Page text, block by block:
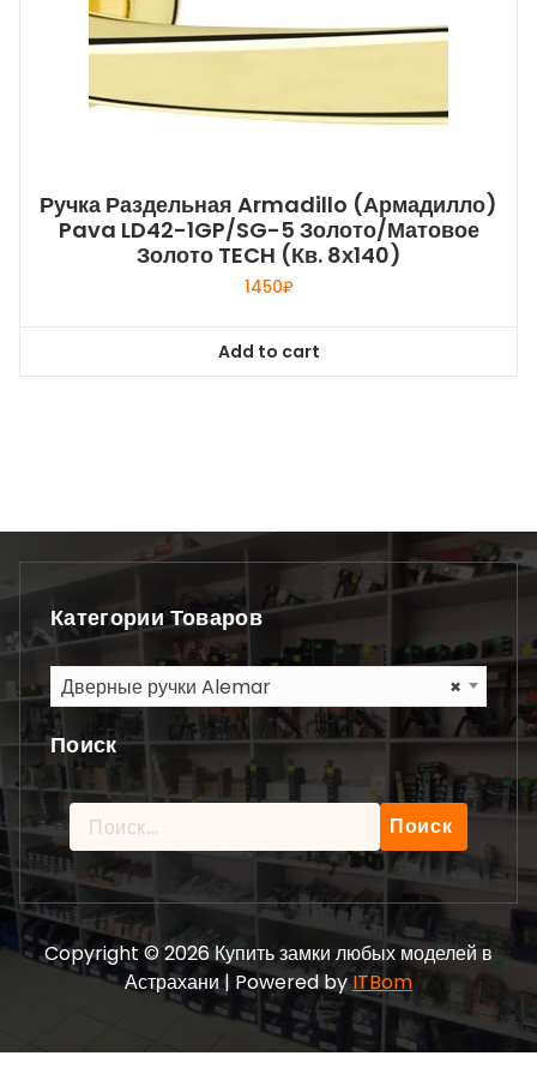
Ручка Раздельная Armadillo (Армадилло)
Pava LD42-1GP/SG-5 Золото/матовое
Золото TECH (кв. 8х140)
1450₽
Add to cart
Категории Товаров
×
Дверные ручки Alemar
Поиск
Найти:
Copyright © 2026 Купить замки любых моделей в
Астрахани | Powered byITBom